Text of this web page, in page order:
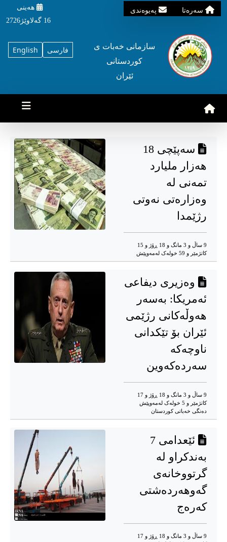
سه‌ره‌تا په‌یوه‌ندی
هه‌ینی
16 گه‌لاوێژ2726
English فارسی
سازمانی خه‌بات ی
کوردستانی
ئێران
سەپێچی 18
هەزار ملیارد
تمەنی لە
وەزارەتی نەوتی
رژێمدا
9 ساڵ و 3 مانگ و 18 ڕۆژ و 15
کاتژمێر و 59 خوله‌ک له‌مه‌وپێش‌
وەزیری دیفاعی
ئەمریکا: بەسەر
هەوڵەکانی رژێمی
ئێران بۆ تێکدانی
ناوچەکە
سەردەکەوین
9 ساڵ و 3 مانگ و 18 ڕۆژ و 17
کاتژمێر و 5 خوله‌ک له‌مه‌وپێش‌
دەنگی خەباتی کوردستان
ئێعدامی 7
بەندکراو لە
گرتووخانەی
گەوهەردەشتی
کەرەج
9 ساڵ و 3 مانگ و 18 ڕۆژ و 17